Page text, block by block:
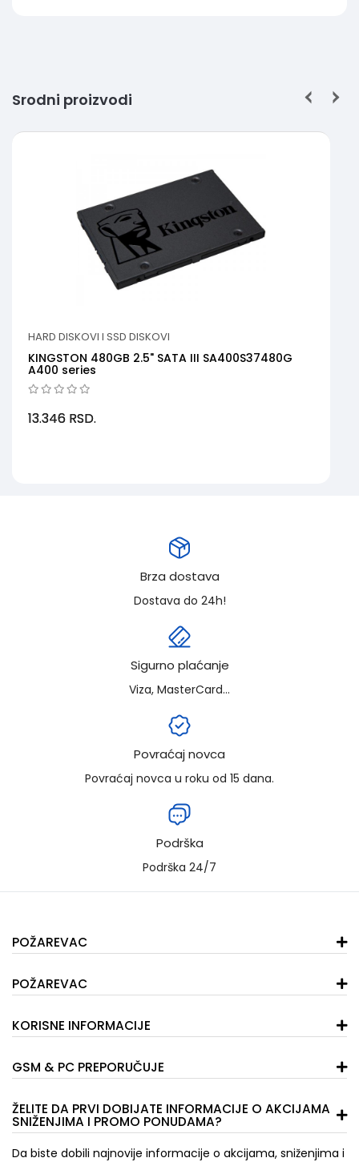
Srodni proizvodi
HARD DISKOVI I SSD DISKOVI
KINGSTON 480GB 2.5" SATA III SA400S37480G
A400 series
13.346 RSD.
Brza dostava
Dostava do 24h!
Sigurno plaćanje
Viza, MasterCard...
Povraćaj novca
Povraćaj novca u roku od 15 dana.
Podrška
Podrška 24/7
POŽAREVAC
POŽAREVAC
KORISNE INFORMACIJE
GSM & PC PREPORUČUJE
ŽELITE DA PRVI DOBIJATE INFORMACIJE O AKCIJAMA
SNIŽENJIMA I PROMO PONUDAMA?
Da biste dobili najnovije informacije o akcijama, sniženjima i